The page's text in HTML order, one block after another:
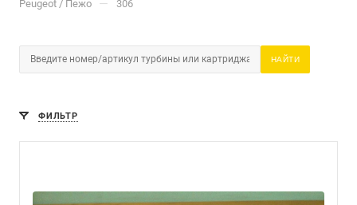
Peugeot / Пежо — 306
НАЙТИ
ФИЛЬТР